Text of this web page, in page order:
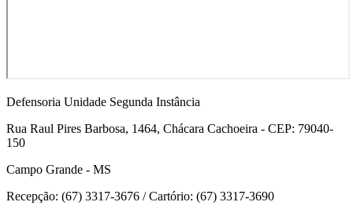
Defensoria Unidade Segunda Instância
Rua Raul Pires Barbosa, 1464, Chácara Cachoeira - CEP: 79040-
150
Campo Grande - MS
Recepção: (67) 3317-3676 / Cartório: (67) 3317-3690